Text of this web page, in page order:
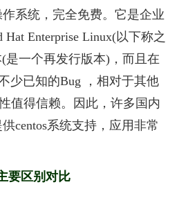
系统，完全免费。它是企业
Enterprise Linux(以下称之
是一个再发行版本)，而且在
少已知的Bug ，相对于其他
值得信赖。因此，许多国内
centos系统支持，应用非常
要区别对比